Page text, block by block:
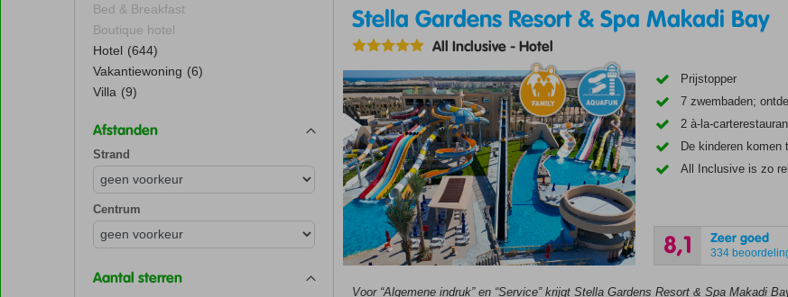
Bed & Breakfast
Boutique hotel
Hotel (644)
Vakantiewoning (6)
Villa (9)
Afstanden
Strand
Centrum
Aantal sterren
Stella Gardens Resort & Spa Makadi Bay
All Inclusive-Hotel
Prijstopper
7 zwembaden;
2 à-la-
De kinderen komen
All Inclusive is zo
8,1 Zeer goed
334
Voor “Algemene indruk” en “Service” krijgt Stella Gardens Resort & Spa Makadi